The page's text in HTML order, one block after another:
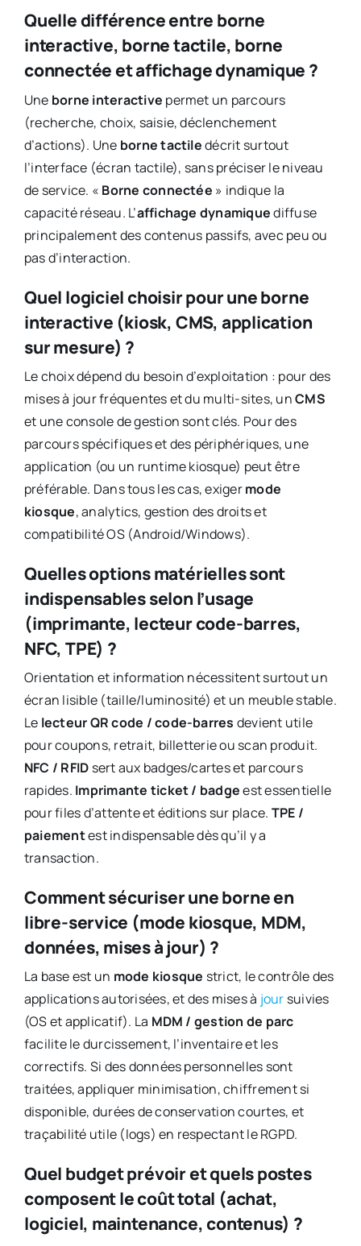
Quelle différence entre borne
interactive, borne tactile, borne
connectée et affichage dynamique ?
Une borne interactive permet un parcours
(recherche, choix, saisie, déclenchement
d’actions). Une borne tactiledécrit surtout
l’interface (écran tactile), sans préciser le niveau
de service. « Borne connectée » indique la
capacité réseau. L’affichage dynamiquediffuse
principalement des contenus passifs, avec peu ou
pas d’interaction.
Quel logiciel choisir pour une borne
interactive (kiosk, CMS, application
sur mesure) ?
Le choix dépend du besoin d’exploitation : pour des
mises à jour fréquentes et du multi-sites, unCMS
et une console de gestion sont clés. Pour des
parcours spécifiques et des périphériques, une
application (ou un runtime kiosque) peut être
préférable. Dans tous les cas, exigermode
kiosque, analytics, gestion des droits et
compatibilité OS (Android/Windows).
Quelles options matérielles sont
indispensables selon l’usage
(imprimante, lecteur code-barres,
NFC, TPE) ?
Orientation et information nécessitent surtout un
écran lisible (taille/luminosité) et un meuble stable.
Le lecteur QR code / code-barres devient utile
pour coupons, retrait, billetterie ou scan produit.
NFC / RFID sert aux badges/cartes et parcours
rapides. Imprimante ticket / badgeest essentielle
pour files d’attente et éditions sur place. TPE /
paiementest indispensable dès qu’il y a
transaction.
Comment sécuriser une borne en
libre-service (mode kiosque, MDM,
données, mises à jour) ?
La base est un mode kiosque strict, le contrôle des
applications autorisées, et des mises à jour suivies
(OS et applicatif). La MDM / gestion de parc
facilite le durcissement, l’inventaire et les
correctifs. Si des données personnelles sont
traitées, appliquer minimisation, chiffrement si
disponible, durées de conservation courtes, et
traçabilité utile (logs) en respectant le RGPD.
Quel budget prévoir et quels postes
composent le coût total (achat,
logiciel, maintenance, contenus) ?